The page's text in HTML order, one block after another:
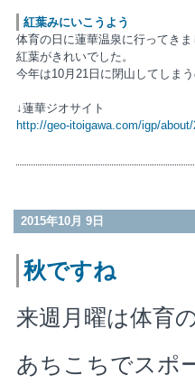
紅葉みにいこうよう
体育の日に蓮華温泉に行ってきま
紅葉がきれいでした。
今年は10月21日に閉山してしま
↓蓮華ジオサイト
http://geo-itoigawa.com/igp/
2015年10月 9日
秋ですね
来週月曜は体育
あちこちでスポ